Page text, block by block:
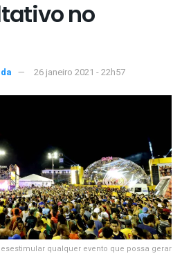
no
26 janeiro 2021 - 22h57
qualquer evento que possa gerar